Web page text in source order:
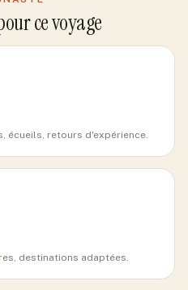
ce voyage
écueils, retours d'expérience.
destinations adaptées.